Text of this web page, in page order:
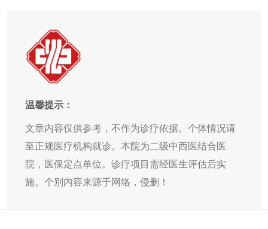
温馨提示：
文章内容仅供参考，不作为诊疗依据。个体情况请
至正规医疗机构就诊。本院为二级中西医结合医
院，医保定点单位。诊疗项目需经医生评估后实
施。个别内容来源于网络，侵删！